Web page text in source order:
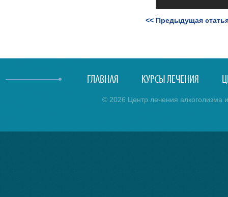
<< Предыдущая
ГЛАВНАЯ КУРСЫ ЛЕЧЕНИЯ
© 2026 Центр лечения алкоголизма